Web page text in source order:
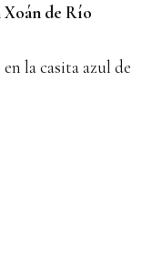
de Río
la casita azul de